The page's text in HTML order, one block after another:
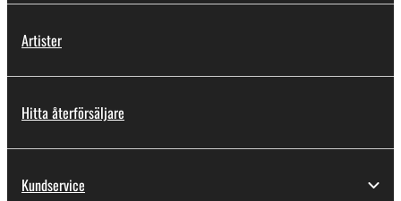
Artister
Hitta återförsäljare
Kundservice